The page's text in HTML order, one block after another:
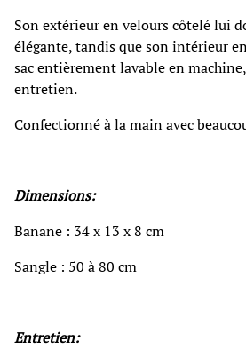
Son extérieur en velours côtelé lui
élégante, tandis que son intérieur
sac entièrement lavable en
entretien.
Confectionné à la main avec
Dimensions:
Banane : 34 x 13 x 8 cm
Sangle : 50 à 80 cm
Entretien: